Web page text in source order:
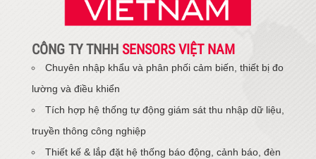
CÔNG TY TNHH SENSORS VIỆT NAM
Chuyên nhập khẩu và phân phối cảm biến, thiết bị đo
lường và điều khiển
Tích hợp hệ thống tự động giám sát thu nhập dữ liệu,
truyền thông công nghiệp
Thiết kế & lắp đặt hệ thống báo động, cảnh báo, đèn